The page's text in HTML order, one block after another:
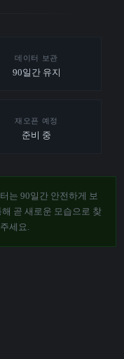
데이터 보관
90일간 유지
재오픈 예정
준비 중
는 90일간 안전하게 보
곧 새로운 모습으로 찾
세요.